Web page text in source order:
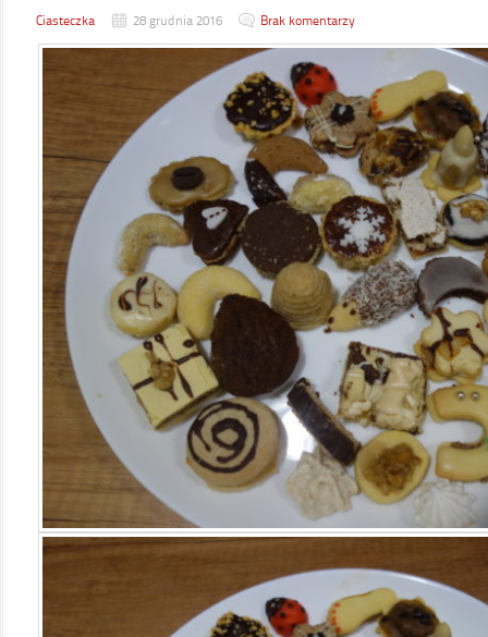
Ciasteczka 28 grudnia 2016 Brak komentarzy